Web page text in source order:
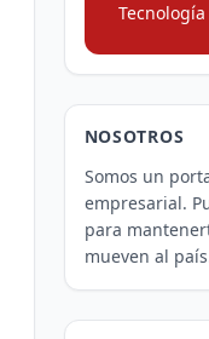
Tecnología
NOSOTROS
Somos un
empresarial.
para
mueven al